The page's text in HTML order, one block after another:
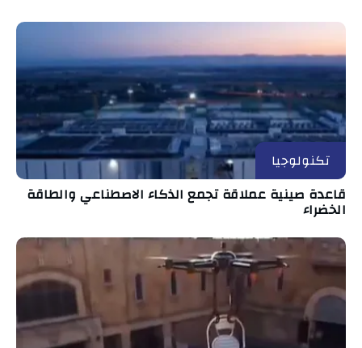
تكنولوجيا
قاعدة صينية عملاقة تجمع الذكاء الاصطناعي والطاقة
الخضراء